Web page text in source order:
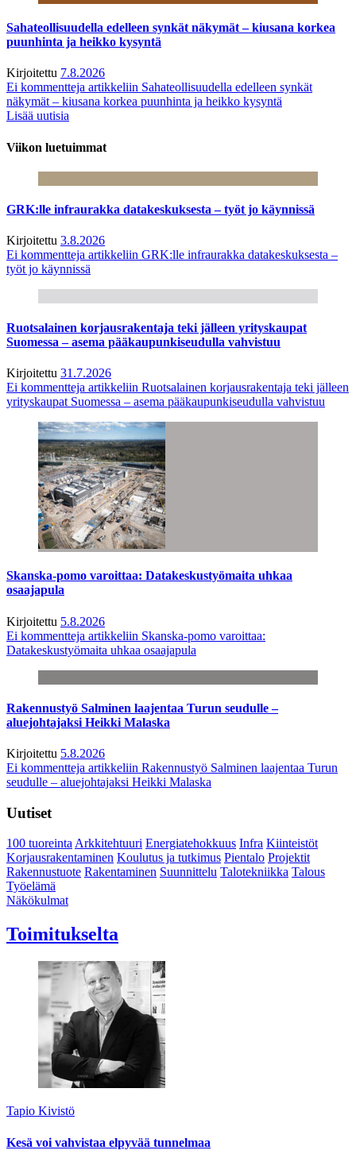
Sahateollisuudella edelleen synkät näkymät – kiusana korkea
puunhinta ja heikko kysyntä
Kirjoitettu 7.8.2026
Ei kommentteja artikkeliin Sahateollisuudella edelleen synkät
näkymät – kiusana korkea puunhinta ja heikko kysyntä
Lisää uutisia
Viikon luetuimmat
GRK:lle infraurakka datakeskuksesta – työt jo käynnissä
Kirjoitettu 3.8.2026
Ei kommentteja artikkeliin GRK:lle infraurakka datakeskuksesta –
työt jo käynnissä
Ruotsalainen korjausrakentaja teki jälleen yrityskaupat
Suomessa – asema pääkaupunkiseudulla vahvistuu
Kirjoitettu 31.7.2026
Ei kommentteja artikkeliin Ruotsalainen korjausrakentaja teki jälleen
yrityskaupat Suomessa – asema pääkaupunkiseudulla vahvistuu
Skanska-pomo varoittaa: Datakeskustyömaita uhkaa
osaajapula
Kirjoitettu 5.8.2026
Ei kommentteja artikkeliin Skanska-pomo varoittaa:
Datakeskustyömaita uhkaa osaajapula
Rakennustyö Salminen laajentaa Turun seudulle –
aluejohtajaksi Heikki Malaska
Kirjoitettu 5.8.2026
Ei kommentteja artikkeliin Rakennustyö Salminen laajentaa Turun
seudulle – aluejohtajaksi Heikki Malaska
Uutiset
100 tuoreintaArkkitehtuuri Energiatehokkuus Infra Kiinteistöt
Korjausrakentaminen Koulutus ja tutkimus Pientalo Projektit
Rakennustuote Rakentaminen Suunnittelu Talotekniikka Talous
Työelämä
Näkökulmat
Toimitukselta
Tapio Kivistö
Kesä voi vahvistaa elpyvää tunnelmaa